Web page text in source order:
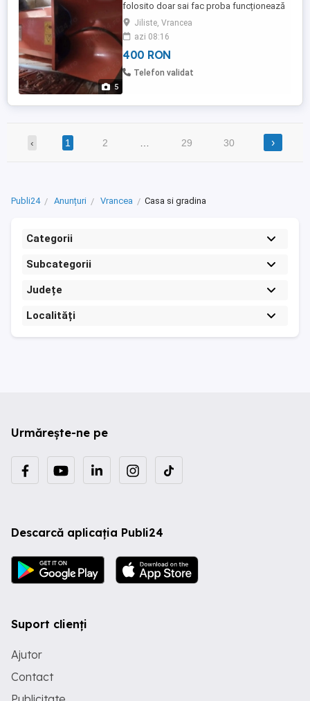
5
folosito doar sai fac proba funcționează
perfect
Jiliste, Vrancea
azi 08:16
400 RON
Telefon validat
‹ 1 2 29 30 ›
Publi24 Anunțuri Vrancea Casa si gradina
Categorii
Subcategorii
Județe
Localități
Urmărește-ne pe
Descarcă aplicația Publi24
Suport clienți
Ajutor
Contact